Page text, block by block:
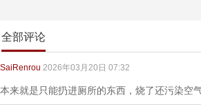
全部评论
SaiRenrou 2026年03月20日 07:32
本来就是只能扔进厕所的东西，烧了还污染空气